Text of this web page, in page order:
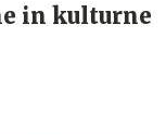
in kulturne